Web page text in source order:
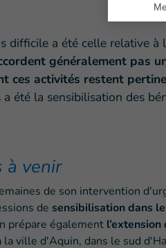
difficile a été celle relative
généralement pas
ces activités restent
été la sensibilisation des
à venir
de son intervention
de sensibilisation dans
prépare également
la ville d'Aquin, dans le sud